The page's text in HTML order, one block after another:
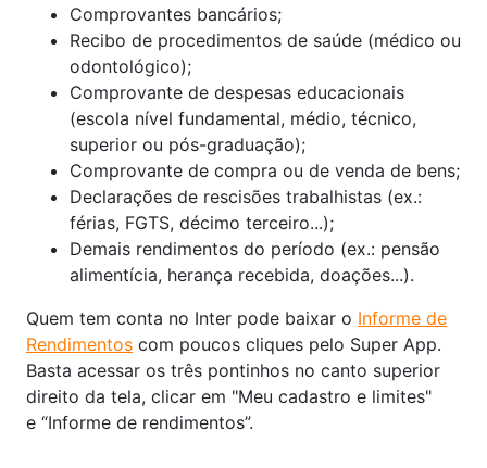
Comprovantes bancários;
Recibo de procedimentos de saúde (médico ou
odontológico);
Comprovante de despesas educacionais
(escola nível fundamental, médio, técnico,
superior ou pós-graduação);
Comprovante de compra ou de venda de bens;
Declarações de rescisões trabalhistas (ex.:
férias, FGTS, décimo terceiro...);
Demais rendimentos do período (ex.: pensão
alimentícia, herança recebida, doações...).
Quem tem conta no Inter pode baixar o Informe de
Rendimentos com poucos cliques pelo Super App.
Basta acessar os três pontinhos no canto superior
direito da tela, clicar em "Meu cadastro e limites"
e “Informe de rendimentos”.